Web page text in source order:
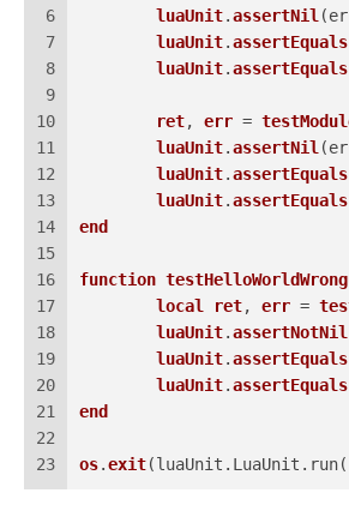
6
7
8
9
10
11
12
13
14
15
16
17
18
19
20
21
22
23
luaUnit.assertNil (
luaUnit.assertEquals
luaUnit.assertEquals
ret, err =
luaUnit.assertNil (
luaUnit.assertEquals
luaUnit.assertEquals
end
function
local
ret, err =
luaUnit.assertNotNil
luaUnit.assertEquals
luaUnit.assertEquals
end
os.exit(luaUnit.LuaUnit.run(